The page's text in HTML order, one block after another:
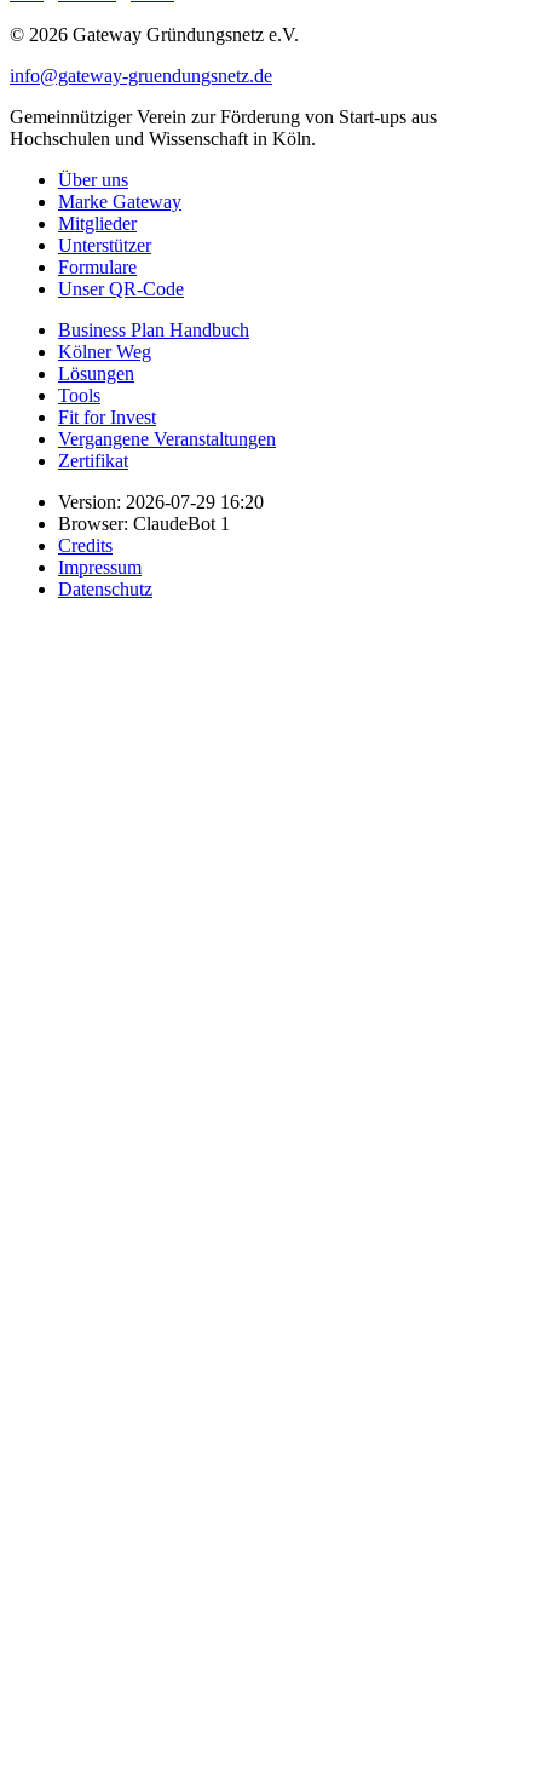
© 2026 Gateway Gründungsnetz e.V.
info@gateway-gruendungsnetz.de
Gemeinnütziger Verein zur Förderung von Start-ups aus
Hochschulen und Wissenschaft in Köln.
Über uns
Marke Gateway
Mitglieder
Unterstützer
Formulare
Unser QR-Code
Business Plan Handbuch
Kölner Weg
Lösungen
Tools
Fit for Invest
Vergangene Veranstaltungen
Zertifikat
Version: 2026-07-29 16:20
Browser: ClaudeBot 1
Credits
Impressum
Datenschutz